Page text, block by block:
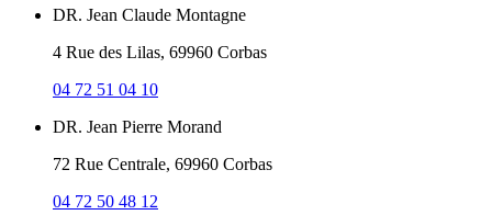
DR. Jean Claude Montagne
4 Rue des Lilas, 69960 Corbas
04 72 51 04 10
DR. Jean Pierre Morand
72 Rue Centrale, 69960 Corbas
04 72 50 48 12